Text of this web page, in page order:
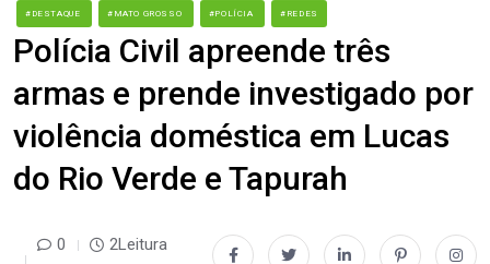
#DESTAQUE #MATO GROSSO #POLÍCIA #REDES
Polícia Civil apreende três
armas e prende investigado por
violência doméstica em Lucas
do Rio Verde e Tapurah
0 2Leitura